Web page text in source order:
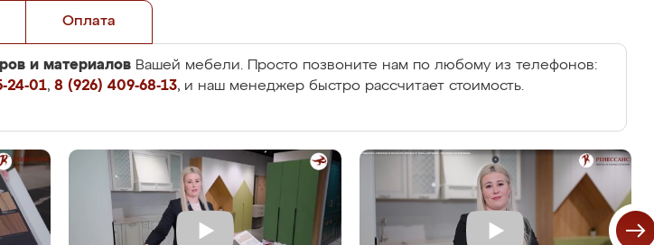
Оплата
и материалов Вашей мебели. Просто позвоните нам по любому из телефонов:
24-01, 8 (926) 409-68-13, и наш менеджер быстро рассчитает стоимость.